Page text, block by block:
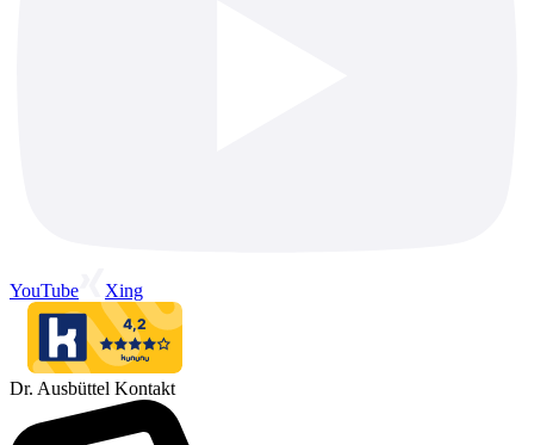
YouTube Xing
Dr. Ausbüttel Kontakt